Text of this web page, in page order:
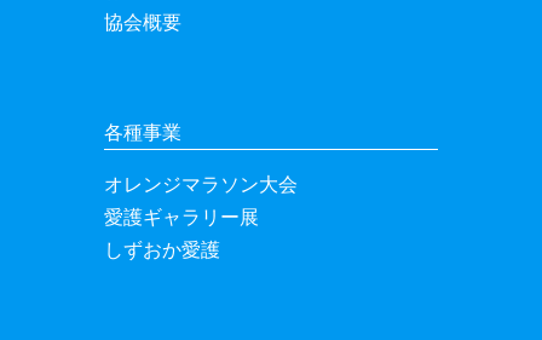
協会概要
各種事業
オレンジマラソン大会
愛護ギャラリー展
しずおか愛護